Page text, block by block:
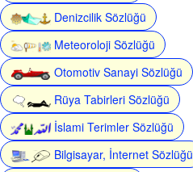
Denizcilik Sözlüğü
Meteoroloji Sözlüğü
Otomotiv Sanayi Sözlüğü
Rüya Tabirleri Sözlüğü
İslami Terimler Sözlüğü
Bilgisayar, İnternet Sözlüğü